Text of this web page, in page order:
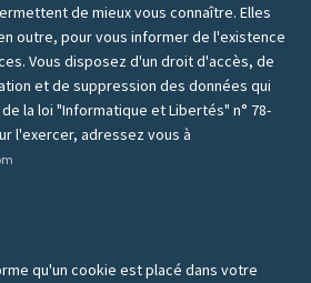
de mieux vous connaître. Elles
outre, pour vous informer de l'existence
Vous disposez d'un droit d'accès, de
et de suppression des données qui
la loi "Informatique et Libertés" n° 78-
l'exercer, adressez vous à
qu'un cookie est placé dans votre